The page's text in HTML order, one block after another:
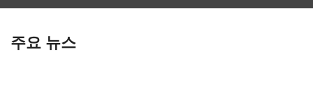
주요 뉴스